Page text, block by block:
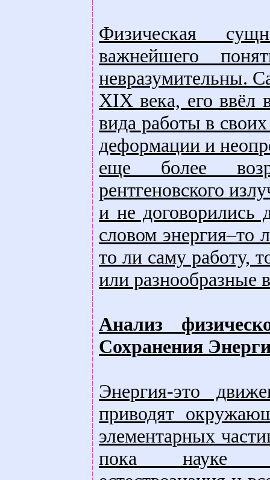
Физическая
важнейшего
невразумительны.
XIX века, его ввёл
вида работы в
деформации и
еще более
рентгеновского
и не договорились
словом энергия–то
то ли саму работу,
или разнообразные
Анализ
Сохранения
Энергия-это
приводят
элементарных
пока науке